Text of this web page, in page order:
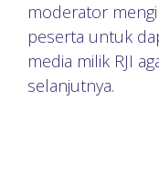
moderator
peserta untuk
media milik RJI
selanjutnya.